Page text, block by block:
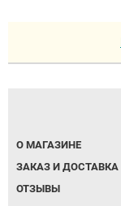
О МАГАЗИНЕ
ЗАКАЗ И ДОСТАВКА
ОТЗЫВЫ